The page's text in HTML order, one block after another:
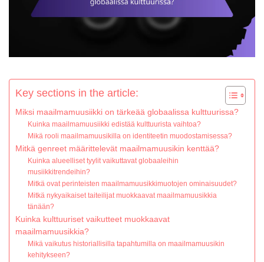
Key sections in the article:
Miksi maailmamuusiikki on tärkeää globaalissa kulttuurissa?
Kuinka maailmamuusiikki edistää kulttuurista vaihtoa?
Mikä rooli maailmamuusikilla on identiteetin muodostamisessa?
Mitkä genreet määrittelevät maailmamuusikin kenttää?
Kuinka alueelliset tyylit vaikuttavat globaaleihin
musiikkitrendeihin?
Mitkä ovat perinteisten maailmamuusikkimuotojen ominaisuudet?
Mitkä nykyaikaiset taiteilijat muokkaavat maailmamuusikkia
tänään?
Kuinka kulttuuriset vaikutteet muokkaavat
maailmamuusikkia?
Mikä vaikutus historiallisilla tapahtumilla on maailmamuusikin
kehitykseen?